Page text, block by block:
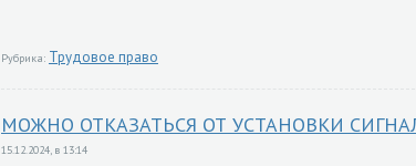
Рубрика: Трудовое право
МОЖНО ОТКАЗАТЬСЯ ОТ УСТАНОВКИ
15.12.2024, в 13:14